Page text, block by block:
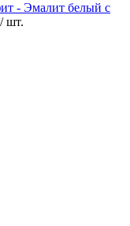
- Эмалит белый с
/ шт.